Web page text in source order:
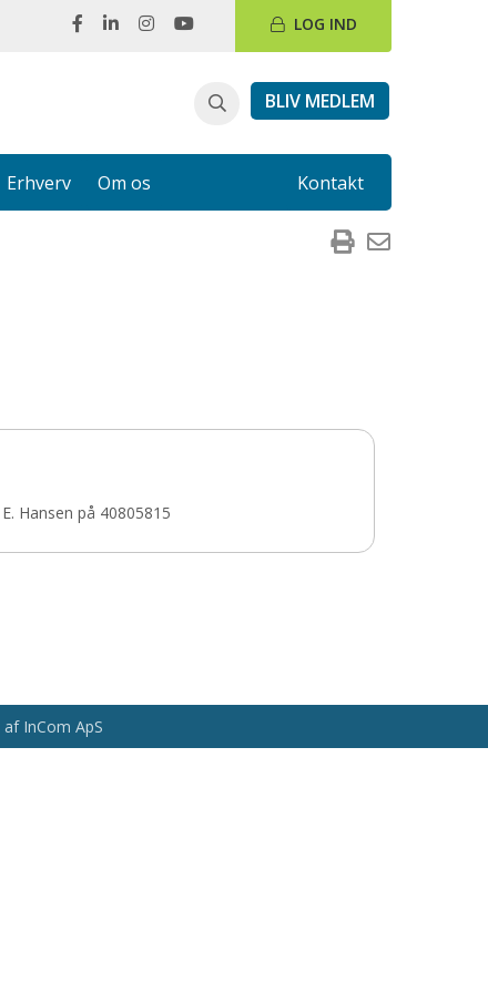
LOG IND
BLIV MEDLEM
Erhverv Om os Kontakt
Hansen på 40805815
InCom ApS